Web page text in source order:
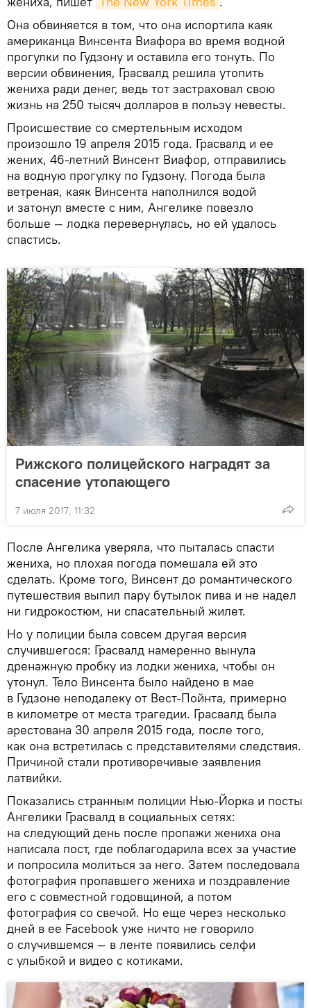
Она обвиняется в том, что она испортила каяк
американца Винсента Виафора во время водной
прогулки по Гудзону и оставила его тонуть. По
версии обвинения, Грасвалд решила утопить
жениха ради денег, ведь тот застраховал свою
жизнь на 250 тысяч долларов в пользу невесты.
Происшествие со смертельным исходом
произошло 19 апреля 2015 года. Грасвалд и ее
жених, 46-летний Винсент Виафор, отправились
на водную прогулку по Гудзону. Погода была
ветреная, каяк Винсента наполнился водой
и затонул вместе с ним, Ангелике повезло
больше — лодка перевернулась, но ей удалось
спастись.
Рижского полицейского наградят за
спасение утопающего
7 июля 2017, 11:32
После Ангелика уверяла, что пыталась спасти
жениха, но плохая погода помешала ей это
сделать. Кроме того, Винсент до романтического
путешествия выпил пару бутылок пива и не надел
ни гидрокостюм, ни спасательный жилет.
Но у полиции была совсем другая версия
случившегося: Грасвалд намеренно вынула
дренажную пробку из лодки жениха, чтобы он
утонул. Тело Винсента было найдено в мае
в Гудзоне неподалеку от Вест-Пойнта, примерно
в километре от места трагедии. Грасвалд была
арестована 30 апреля 2015 года, после того,
как она встретилась с представителями следствия.
Причиной стали противоречивые заявления
латвийки.
Показались странным полиции Нью-Йорка и посты
Ангелики Грасвалд в социальных сетях:
на следующий день после пропажи жениха она
написала пост, где поблагодарила всех за участие
и попросила молиться за него. Затем последовала
фотография пропавшего жениха и поздравление
его с совместной годовщиной, а потом
фотография со свечой. Но еще через несколько
дней в ее Facebook уже ничто не говорило
о случившемся — в ленте появились селфи
с улыбкой и видео с котиками.